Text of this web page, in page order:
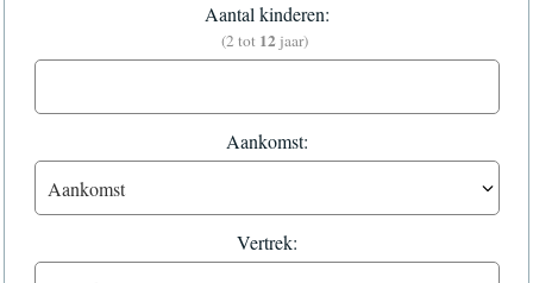
Aantal kinderen:
(2 tot 12jaar)
Aankomst:
Vertrek: